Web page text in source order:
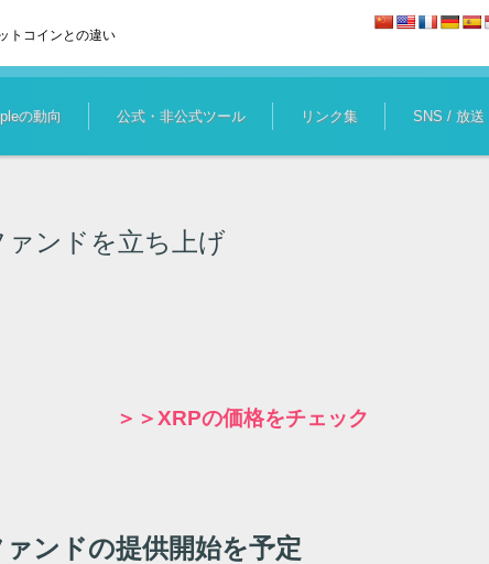
トコインとの違い
の動向 公式・非公式ツール リンク集 SNS / 放送
ァンドを立ち上げ
＞＞XRPの価格をチェック
ンドの提供開始を予定